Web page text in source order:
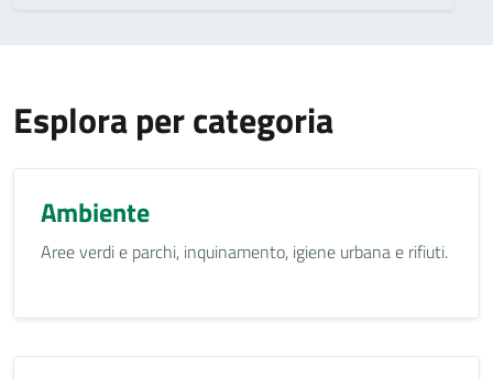
Esplora per categoria
Ambiente
Aree verdi e parchi, inquinamento, igiene urbana e rifiuti.